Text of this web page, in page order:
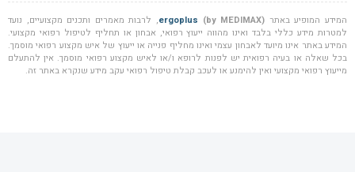
המידע המופיע באתר ergoplus (by MEDIMAX)
, לרבות מאמרים ותכנים מקצועיים, נועד
למטרות מידע כללי בלבד ואינו מהווה ייעוץ רפואי, אבחון או תחליף לטיפול רפואי מקצועי.
המידע באתר אינו מיועד לאבחון עצמי ואינו מחליף פנייה או ייעוץ של איש מקצוע רפואי מוסמך.
בכל שאלה או בעיה רפואית יש לפנות לרופא ו/או לאיש מקצוע רפואי מוסמך. אין להתעלם
מייעוץ רפואי מקצועי ואין להימנע או לעכב קבלת טיפול רפואי עקב מידע שנקרא באתר זה.